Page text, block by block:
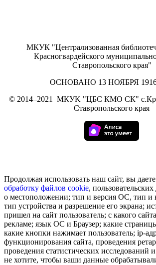
МКУК "Централизованная
Красногвардейского
Ставропольского края"
ОСНОВАНО 13 НОЯБРЯ 1916
© 2014–2021
МКУK "ЦБС КМО СК"
Ставропольского края
Продолжая использовать наш сайт, вы даете
обработку файлов cookie,
о местоположении; тип и версия ОС, тип и
тип устройства и разрешение его экрана;
пришел на сайт пользователь; с какого
рекламе; язык ОС и Браузер; какие
какие кнопки нажимает пользователь; ip-
функционирования сайта, проведения
проведения статистических исследований
не хотите, чтобы ваши данные